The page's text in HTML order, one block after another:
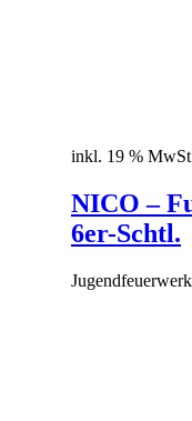
inkl. 19 %
NICO –
6er-Schtl.
Jugendfeuerwerk